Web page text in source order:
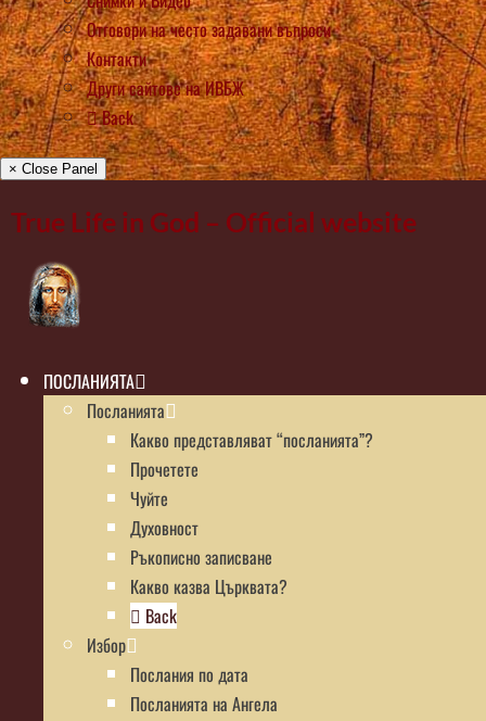
Отговори на често задавани въпроси
Контакти
Други сайтове на ИВБЖ
Back
× Close Panel
True Life in God – Official website
ПОСЛАНИЯТА
Посланията
Какво представляват “посланията”?
Прочетете
Чуйте
Духовност
Ръкописно записване
Какво казва Църквата?
Back
Избор
Послания по дата
Посланията на Ангела